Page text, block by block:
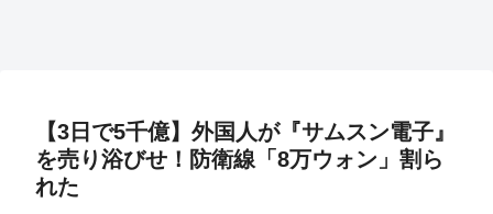
【3日で5千億】外国人が『サムスン電子』
を売り浴びせ！防衛線「8万ウォン」割ら
れた